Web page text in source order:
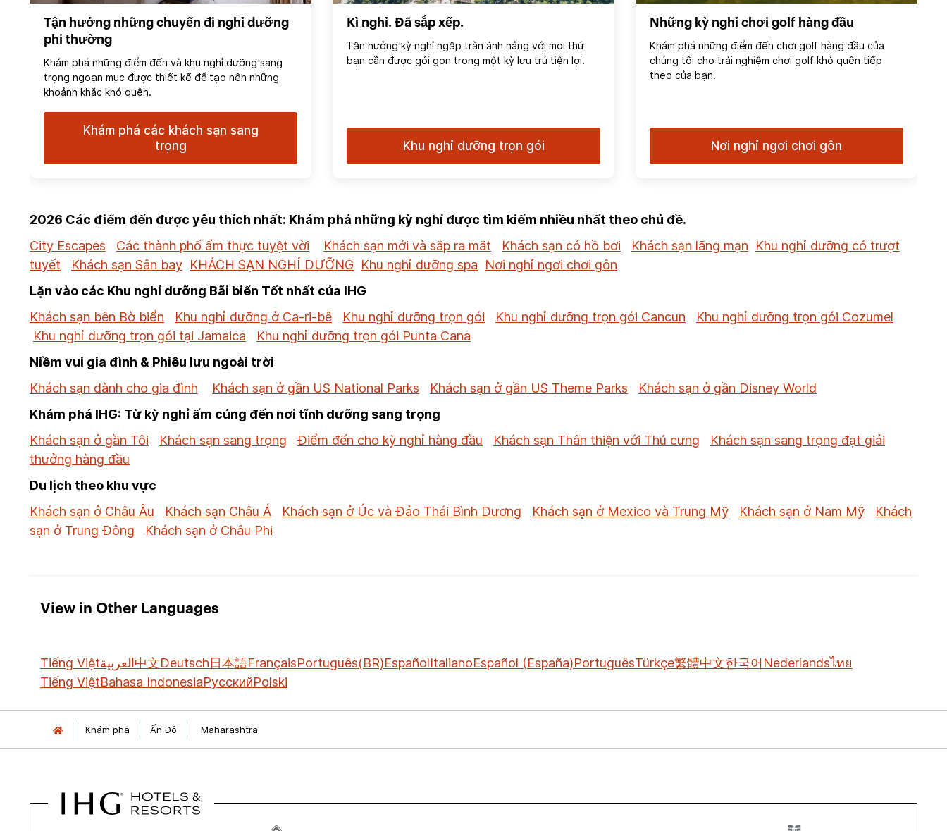
Tận hưởng những chuyến đi nghỉ dưỡng
phi thường
Khám phá những điểm đến và khu nghỉ dưỡng sang
trọng ngoạn mục được thiết kế để tạo nên những
khoảnh khắc khó quên.
Khám phá các khách sạn sang
trọng
Kì nghỉ. Đã sắp xếp.
Tận hưởng kỳ nghỉ ngập tràn ánh nắng với mọi thứ
bạn cần được gói gọn trong một kỳ lưu trú tiện lợi.
Khu nghỉ dưỡng trọn gói
Những kỳ nghỉ chơi golf hàng đầu
Khám phá những điểm đến chơi golf hàng đầu của
chúng tôi cho trải nghiệm chơi golf khó quên tiếp
theo của bạn.
Nơi nghỉ ngơi chơi gôn
2026 Các điểm đến được yêu thích nhất: Khám phá những kỳ nghỉ được tìm kiếm nhiều nhất theo chủ đề.
City Escapes
Các thành phố ẩm thực tuyệt vời Khách sạn mới và sắp ra mắt Khách sạn có hồ bơi Khách sạn lãng mạn
Khu nghỉ dưỡng có trượt
tuyết
Khách sạn Sân bay KHÁCH SẠN NGHỈ DƯỠNG Khu nghỉ dưỡng spa
Nơi nghỉ ngơi chơi gôn
Lặn vào các Khu nghỉ dưỡng Bãi biển Tốt nhất của IHG
Khách sạn bên Bờ biển
Khu nghỉ dưỡng ở Ca-ri-bê Khu nghỉ dưỡng trọn gói Khu nghỉ dưỡng trọn gói Cancun
Khu nghỉ dưỡng trọn gói Cozumel
Khu nghỉ dưỡng trọn gói tại Jamaica
Khu nghỉ dưỡng trọn gói Punta Cana
Niềm vui gia đình & Phiêu lưu ngoài trời
Khách sạn dành cho gia đình
Khách sạn ở gần US National Parks Khách sạn ở gần US Theme Parks
Khách sạn ở gần Disney World
Khám phá IHG: Từ kỳ nghỉ ấm cúng đến nơi tĩnh dưỡng sang trọng
Khách sạn ở gần Tôi
Khách sạn sang trọng Điểm đến cho kỳ nghỉ hàng đầu Khách sạn Thân thiện với Thú cưng
Khách sạn sang trọng đạt giải
thưởng hàng đầu
Du lịch theo khu vực
Khách sạn ở Châu Âu
Khách sạn Châu Á Khách sạn ở Úc và Đảo Thái Bình Dương Khách sạn ở Mexico và Trung Mỹ Khách sạn ở Nam Mỹ
Khách
sạn ở Trung Đông
Khách sạn ở Châu Phi
View in Other Languages
Tiếng Việtالعربية中文Deutsch日本語FrançaisPortuguês(BR)EspañolItalianoEspañol (España)PortuguêsTürkçe繁體中文한국어 Nederlandsไทย
Tiếng ViệtBahasa IndonesiaРусскийPolski
Khám phá Ấn Độ Maharashtra